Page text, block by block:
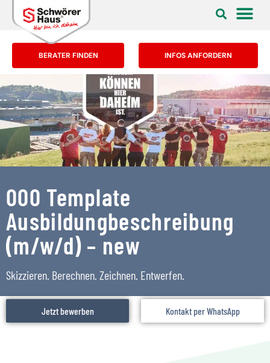
BERATER FINDEN INFOS ANFORDERN
000 Template
Ausbildungbeschreibung
(m/w/d) – new
Skizzieren. Berechnen. Zeichnen. Entwerfen.
Jetzt bewerben Kontakt per WhatsApp